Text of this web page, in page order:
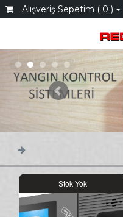
Alışveriş Sepetim ( 0 )
Stok Yok